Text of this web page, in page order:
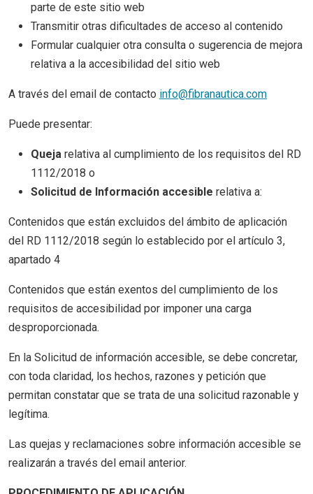
parte de este sitio web
Transmitir otras dificultades de acceso al contenido
Formular cualquier otra consulta o sugerencia de mejora
relativa a la accesibilidad del sitio web
A través del email de contacto info@fibranautica.com
Puede presentar:
Queja relativa al cumplimiento de los requisitos del RD
1112/2018 o
Solicitud de Información accesible relativa a:
Contenidos que están excluidos del ámbito de aplicación
del RD 1112/2018 según lo establecido por el artículo 3,
apartado 4
Contenidos que están exentos del cumplimiento de los
requisitos de accesibilidad por imponer una carga
desproporcionada.
En la Solicitud de información accesible, se debe concretar,
con toda claridad, los hechos, razones y petición que
permitan constatar que se trata de una solicitud razonable y
legítima.
Las quejas y reclamaciones sobre información accesible se
realizarán a través del email anterior.